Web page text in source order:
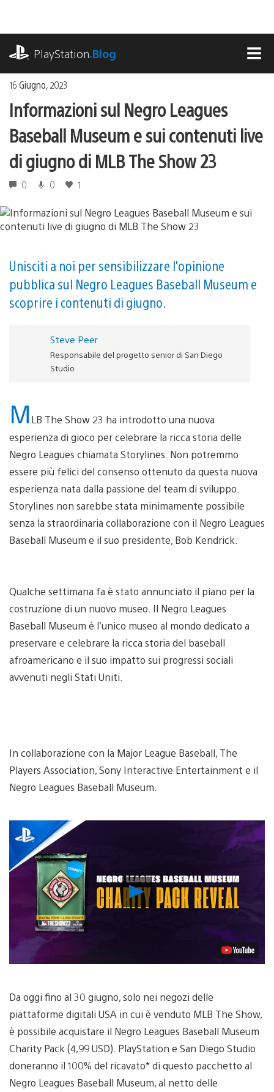
contenuto
PlayStation.Blog
16 Giugno, 2023
Informazioni sul Negro Leagues
Baseball Museum e sui contenuti live
di giugno di MLB The Show 23
0 0 1
Unisciti a noi per sensibilizzare l'opinione
pubblica sul Negro Leagues Baseball Museum e
scoprire i contenuti di giugno.
Steve Peer
Responsabile del progetto senior di San Diego
Studio
M LB The Show 23 ha introdotto una nuova
esperienza di gioco per celebrare la ricca storia delle
Negro Leagues chiamata Storylines. Non potremmo
essere più felici del consenso ottenuto da questa nuova
esperienza nata dalla passione del team di sviluppo.
Storylines non sarebbe stata minimamente possibile
senza la straordinaria collaborazione con il Negro Leagues
Baseball Museum e il suo presidente, Bob Kendrick.
Qualche settimana fa è stato annunciato il piano per la
costruzione di un nuovo museo. Il Negro Leagues
Baseball Museum è l’unico museo al mondo dedicato a
preservare e celebrare la ricca storia del baseball
afroamericano e il suo impatto sui progressi sociali
avvenuti negli Stati Uniti.
In collaborazione con la Major League Baseball, The
Players Association, Sony Interactive Entertainment e il
Negro Leagues Baseball Museum.
Riproduci
video
Da oggi fino al 30 giugno, solo nei negozi delle
piattaforme digitali USA in cui è venduto MLB The Show,
è possibile acquistare il Negro Leagues Baseball Museum
Charity Pack (4,99 USD). PlayStation e San Diego Studio
doneranno il 100% del ricavato* di questo pacchetto al
Negro Leagues Baseball Museum, al netto delle